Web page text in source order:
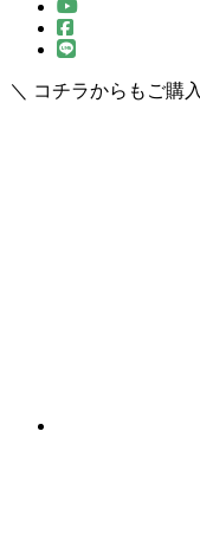
＼ コチラからもご購